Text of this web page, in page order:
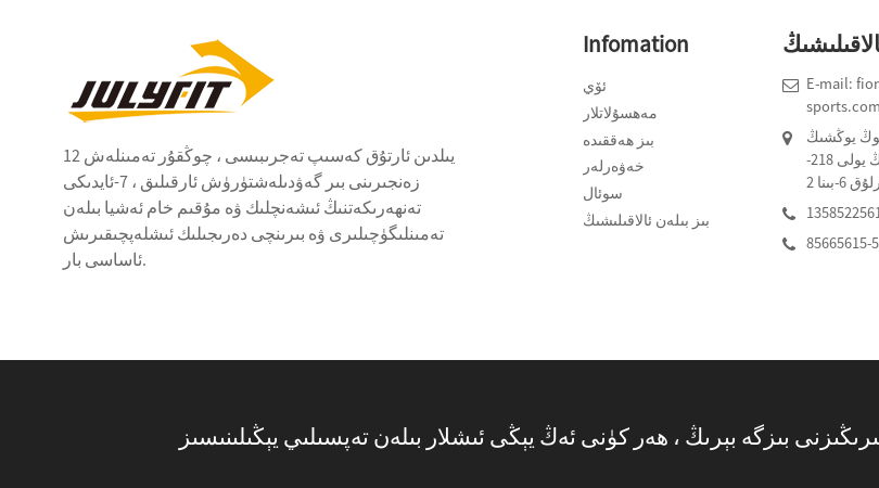
12 يىلدىن ئارتۇق كەسىپ تەجرىبىسى ، چوڭقۇر تەمىنلەش
زەنجىرىنى بىر گەۋدىلەشتۈرۈش ئارقىلىق ، 7-ئايدىكى
تەنھەرىكەتنىڭ ئىشەنچلىك ۋە مۇقىم خام ئەشيا بىلەن
تەمىنلىگۈچىلىرى ۋە بىرىنچى دەرىجىلىك ئىشلەپچىقىرىش
ئاساسى بار.
Infomation
ئۆي
مەھسۇلاتلار
بىز ھەققىدە
خەۋەرلەر
سوئال
بىز بىلەن ئالاقىلىشىڭ
E-mail:
sports.com
يوڭشىڭ
كوچىسى يوڭشىڭ يولى 218-